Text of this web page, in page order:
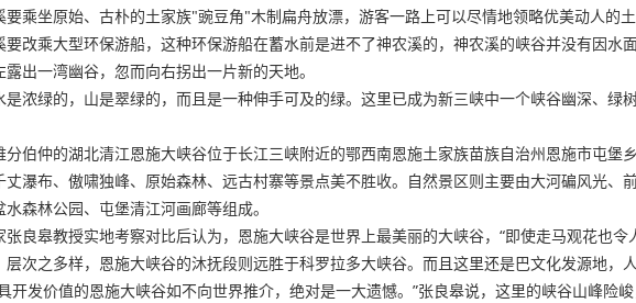
乘坐原始、古朴的土家族"豌豆角"木制扁舟放漂，游客一路上可以尽情地领略优美动人的
改乘大型环保游船，这种环保游船在蓄水前是进不了神农溪的，神农溪的峡谷并没有因
出一湾幽谷，忽而向右拐出一片新的天地。
浓绿的，山是翠绿的，而且是一种伸手可及的绿。这里已成为新三峡中一个峡谷幽深、绿
伯仲的湖北清江恩施大峡谷位于长江三峡附近的鄂西南恩施土家族苗族自治州恩施市屯
瀑布、傲啸独峰、原始森林、远古村寨等景点美不胜收。自然景区则主要由大河碥风光
森林公园、屯堡清江河画廊等组成。
良皋教授实地考察对比后认为，恩施大峡谷是世界上最美丽的大峡谷，“即使走马观花也
次之多样，恩施大峡谷的沐抚段则远胜于科罗拉多大峡谷。而且这里还是巴文化发源地，
开发价值的恩施大峡谷如不向世界推介，绝对是一大遗憾。”张良皋说，这里的峡谷山峰险